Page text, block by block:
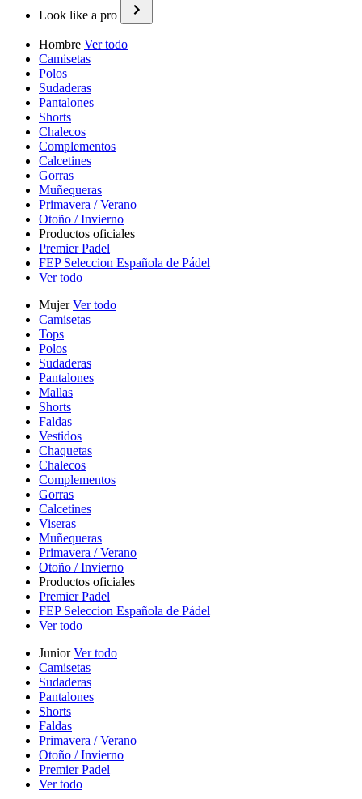
Look like a pro
Hombre Ver todo
Camisetas
Polos
Sudaderas
Pantalones
Shorts
Chalecos
Complementos
Calcetines
Gorras
Muñequeras
Primavera / Verano
Otoño / Invierno
Productos oficiales
Premier Padel
FEP Seleccion Española de Pádel
Ver todo
MujerVer todo
Camisetas
Tops
Polos
Sudaderas
Pantalones
Mallas
Shorts
Faldas
Vestidos
Chaquetas
Chalecos
Complementos
Gorras
Calcetines
Viseras
Muñequeras
Primavera / Verano
Otoño / Invierno
Productos oficiales
Premier Padel
FEP Seleccion Española de Pádel
Ver todo
JuniorVer todo
Camisetas
Sudaderas
Pantalones
Shorts
Faldas
Primavera / Verano
Otoño / Invierno
Premier Padel
Ver todo